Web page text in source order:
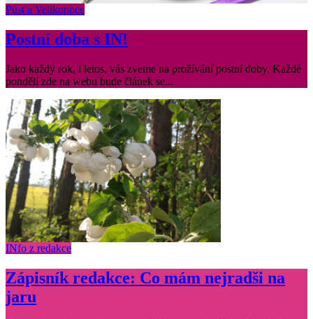
Půst a Velikonoce
Postní doba s IN!
Jako každý rok, i letos, vás zveme na prožívání postní doby. Každé
pondělí zde na webu bude článek se...
INfo z redakce
Zápisník redakce: Co mám nejradši na
jaru